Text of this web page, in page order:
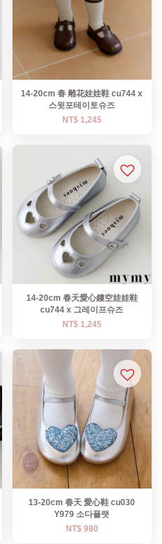
14-20cm 春 雕花娃娃鞋 cu744 x
스윗포테이토슈즈
NT$ 1,245
14-20cm 春天愛心鏤空娃娃鞋
cu744 x 그레이프슈즈
NT$ 1,245
13-20cm 春天 愛心鞋 cu030
Y979 소다플랫
NT$ 980